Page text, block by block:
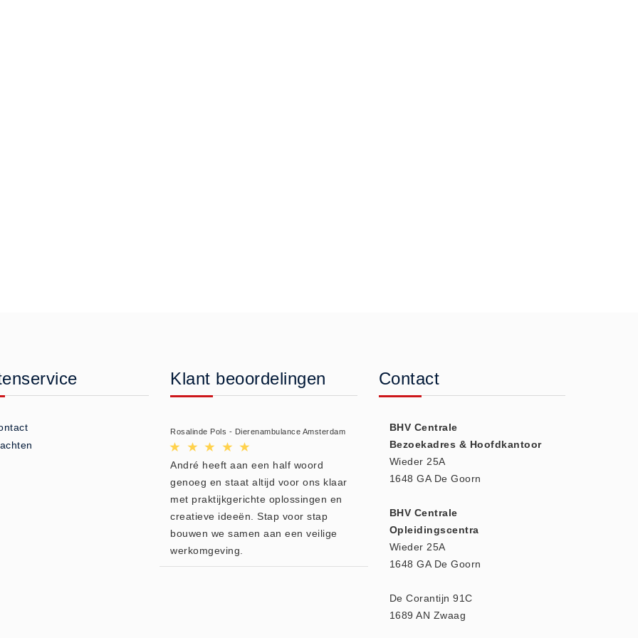
Klant beoordelingen
Rosalinde Pols - Dierenambulance Amsterdam
André heeft aan een half woord
genoeg en staat altijd voor ons klaar
met praktijkgerichte oplossingen en
creatieve ideeën. Stap voor stap
bouwen we samen aan een veilige
werkomgeving.
Contact
BHV Centrale
Bezoekadres & Hoofdkantoor
Wieder 25A
1648 GA De Goorn
BHV Centrale
Opleidingscentra
Wieder 25A
1648 GA De Goorn
De Corantijn 91C
1689 AN Zwaag